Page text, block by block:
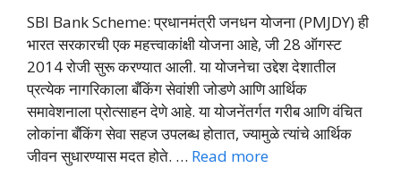
SBI Bank Scheme: प्रधानमंत्री जनधन योजना (PMJDY) ही
भारत सरकारची एक महत्त्वाकांक्षी योजना आहे, जी 28 ऑगस्ट
2014 रोजी सुरू करण्यात आली. या योजनेचा उद्देश देशातील
प्रत्येक नागरिकाला बँकिंग सेवांशी जोडणे आणि आर्थिक
समावेशनाला प्रोत्साहन देणे आहे. या योजनेंतर्गत गरीब आणि वंचित
लोकांना बँकिंग सेवा सहज उपलब्ध होतात, ज्यामुळे त्यांचे आर्थिक
जीवन सुधारण्यास मदत होते. … Read more